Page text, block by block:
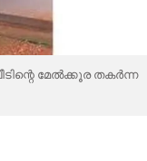
മേൽക്കൂര തകർന്ന